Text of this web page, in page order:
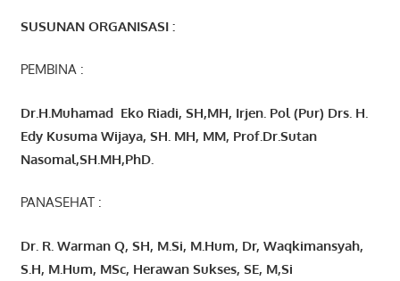
SUSUNAN ORGANISASI :
PEMBINA :
Dr.H.Muhamad Eko Riadi, SH,MH, Irjen. Pol (Pur) Drs. H.
Edy Kusuma Wijaya, SH. MH, MM, Prof. Dr.Sutan
Nasomal,SH.MH,PhD.
PANASEHAT :
Dr. R. Warman Q, SH, M.Si, M.Hum, Dr, Waqkimansyah,
S.H, M.Hum, MSc, Herawan Sukses, SE, M,Si